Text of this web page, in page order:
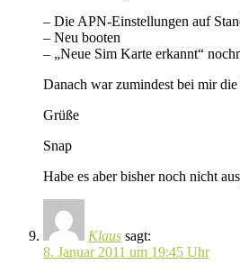
– Die APN-Einstellungen auf
– Neu booten
– „Neue Sim Karte erkannt“
Danach war zumindest bei mir
Grüße
Snap
Habe es aber bisher noch nicht
Klaus sagt:
8. Januar 2011 um 19:45 Uhr